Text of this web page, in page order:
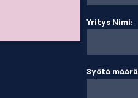
Yritys Nimi:
Syötä määrä